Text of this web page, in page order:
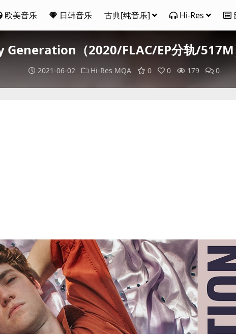
欧美音乐 日韩音乐 古典[纯音乐] Hi-Res
Generation（2020/FLAC/EP分轨/
2021-06-02 Hi-Res MQA 0 0 179 0